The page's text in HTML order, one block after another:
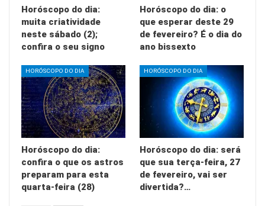
Horóscopo do dia:
muita criatividade
neste sábado (2);
confira o seu signo
Horóscopo do dia: o
que esperar deste 29
de fevereiro? É o dia do
ano bissexto
HORÓSCOPO DO DIA
Horóscopo do dia:
confira o que os astros
preparam para esta
quarta-feira (28)
HORÓSCOPO DO DIA
Horóscopo do dia: será
que sua terça-feira, 27
de fevereiro, vai ser
divertida?…